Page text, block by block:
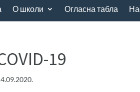
О школи Огласна табла
19